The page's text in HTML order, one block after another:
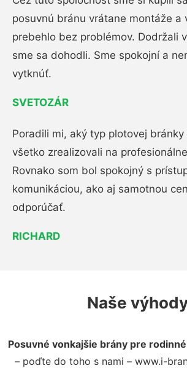
posuvnú bránu vrátane montáže a
prebehlo bez problémov. Dodržali
sme sa dohodli. Sme spokojní a
vytknúť.
SVETOZÁR
Poradili mi, aký typ plotovej
všetko zrealizovali na
Rovnako som bol spokojný s
komunikáciou, ako aj samotnou
odporúčať.
RICHARD
Naše
Posuvné vonkajšie brány pre
– poďte do toho s nami – www.i-